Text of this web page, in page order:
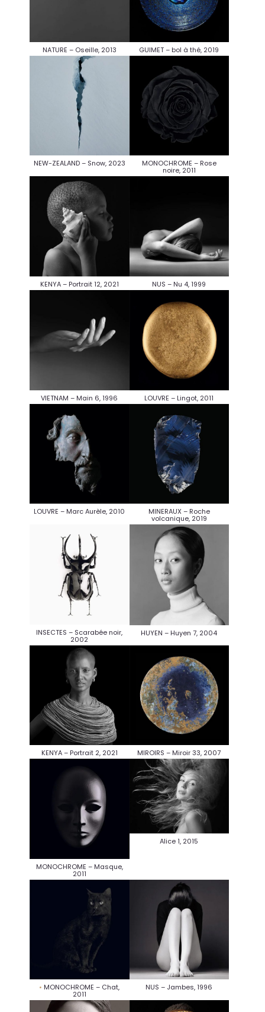
NATURE – Oseille, 2013 GUIMET – bol à thé, 2019
NEW-ZEALAND – Snow, 2023 MONOCHROME – Rose
noire, 2011
KENYA – Portrait 12, 2021 NUS – Nu 4, 1999
VIETNAM – Main 6, 1996 LOUVRE – Lingot, 2011
LOUVRE – Marc Aurèle, 2010 MINERAUX – Roche
volcanique, 2019
INSECTES – Scarabée noir,
2002
HUYEN – Huyen 7, 2004
KENYA – Portrait 2, 2021 MIROIRS – Miroir 33, 2007
MONOCHROME – Masque,
2011
Alice 1, 2015
MONOCHROME – Chat,
2011
NUS – Jambes, 1996